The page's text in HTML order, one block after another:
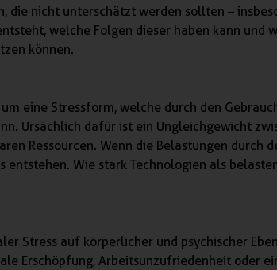
die nicht unterschätzt werden sollten –
welche Folgen dieser haben kann und
können.
eine Stressform, welche durch den
Ursächlich dafür ist ein Ungleichgewicht
Ressourcen. Wenn die Belastungen durch
entstehen. Wie stark Technologien als
Stress auf körperlicher und psychischer
Erschöpfung, Arbeitsunzufriedenheit oder